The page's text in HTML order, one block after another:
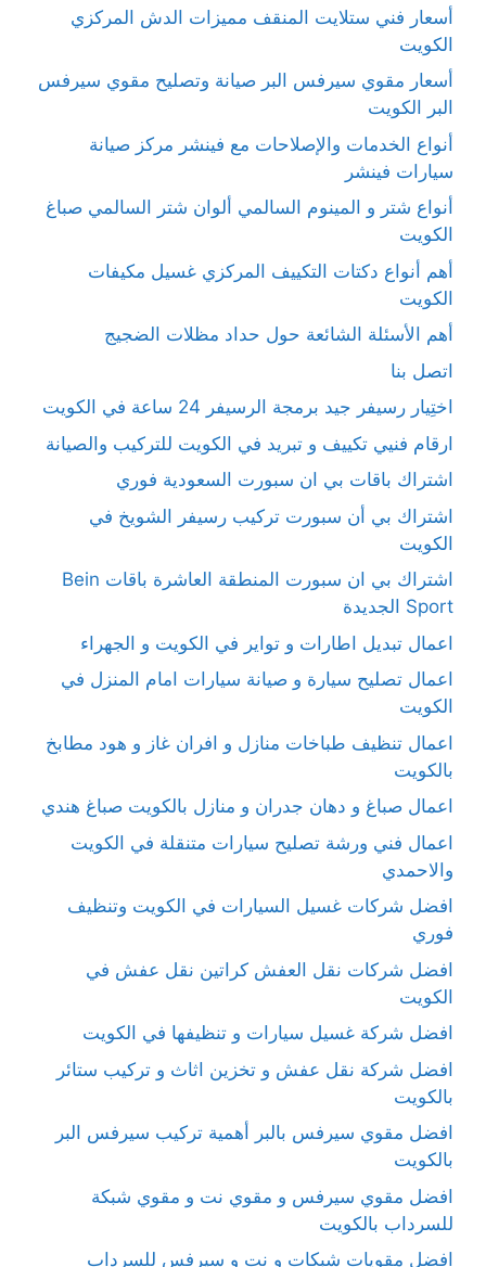
أسعار فني ستلايت المنقف مميزات الدش المركزي
الكويت
أسعار مقوي سيرفس البر صيانة وتصليح مقوي سيرفس
البر الكويت
أنواع الخدمات والإصلاحات مع فينشر مركز صيانة
سيارات فينشر
أنواع شتر و المينوم السالمي ألوان شتر السالمي صباغ
الكويت
أهم أنواع دكتات التكييف المركزي غسيل مكيفات
الكويت
أهم الأسئلة الشائعة حول حداد مظلات الضجيج
اتصل بنا
اختِيار رسيفر جيد برمجة الرسيفر 24 ساعة في الكويت
ارقام فنيي تكييف و تبريد في الكويت للتركيب والصيانة
اشتراك باقات بي ان سبورت السعودية فوري
اشتراك بي أن سبورت تركيب رسيفر الشويخ في
الكويت
اشتراك بي ان سبورت المنطقة العاشرة باقات Bein
Sport الجديدة
اعمال تبديل اطارات و تواير في الكويت و الجهراء
اعمال تصليح سيارة و صيانة سيارات امام المنزل في
الكويت
اعمال تنظيف طباخات منازل و افران غاز و هود مطابخ
بالكويت
اعمال صباغ و دهان جدران و منازل بالكويت صباغ هندي
اعمال فني ورشة تصليح سيارات متنقلة في الكويت
والاحمدي
افضل شركات غسيل السيارات في الكويت وتنظيف
فوري
افضل شركات نقل العفش كراتين نقل عفش في
الكويت
افضل شركة غسيل سيارات و تنظيفها في الكويت
افضل شركة نقل عفش و تخزين اثاث و تركيب ستائر
بالكويت
افضل مقوي سيرفس بالبر أهمية تركيب سيرفس البر
بالكويت
افضل مقوي سيرفس و مقوي نت و مقوي شبكة
للسرداب بالكويت
افضل مقويات شبكات و نت و سيرفس للسرداب